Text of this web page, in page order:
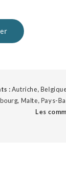
:Autriche,
Malte, Pays-
Les